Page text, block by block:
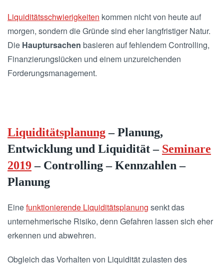
Liquiditätsschwierigkeiten kommen nicht von heute auf
morgen, sondern die Gründe sind eher langfristiger Natur.
Die Hauptursachen basieren auf fehlendem Controlling,
Finanzierungslücken und einem unzureichenden
Forderungsmanagement.
Liquiditätsplanung– Planung,
Entwicklung und Liquidität – Seminare
2019– Controlling – Kennzahlen –
Planung
Einefunktionierende Liquiditätsplanung senkt das
unternehmerische Risiko, denn Gefahren lassen sich eher
erkennen und abwehren.
Obgleich das Vorhalten von Liquidität zulasten des